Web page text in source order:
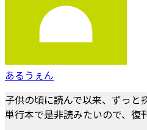
あるうぇん
子供の頃に読んで以来、ずっと
単行本で是非読みたいので、復